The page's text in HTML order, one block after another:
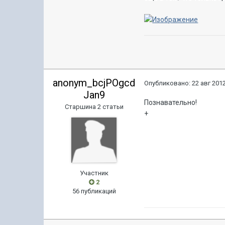
anonym_bcjPOgcd
Jan9
Старшина 2 статьи
Участник
2
56 публикаций
Опубликовано:22 авг
Познавательно!
+